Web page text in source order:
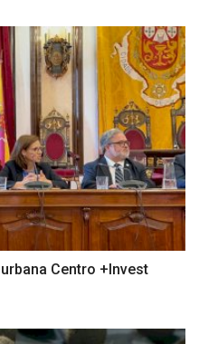
Centro +Invest